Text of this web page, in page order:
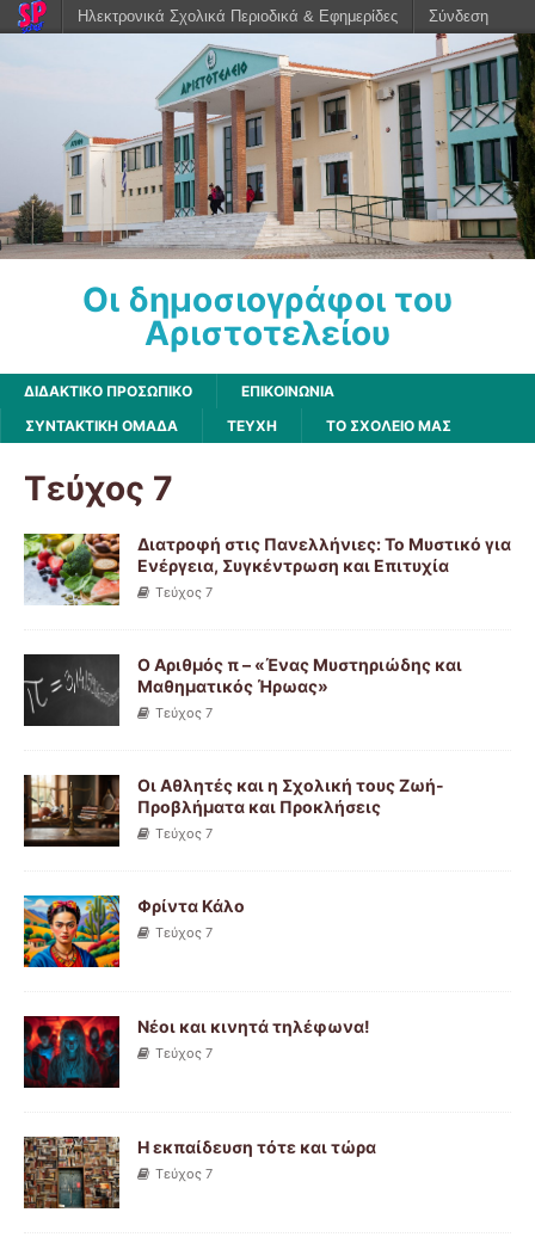
Οι δημοσιογράφοι του
Αριστοτελείου
ΔΙΔΑΚΤΙΚΟ ΠΡΟΣΩΠΙΚΟ
ΕΠΙΚΟΙΝΩΝΙΑ
ΣΥΝΤΑΚΤΙΚΗ ΟΜΑΔΑ
ΤΕΥΧΗ ΤΟ ΣΧΟΛΕΙΟ ΜΑΣ
Τεύχος 7
Διατροφή στις Πανελλήνιες: Το Μυστικό για
Ενέργεια, Συγκέντρωση και Επιτυχία
Τεύχος 7
Ο Αριθμός π – «Ένας Μυστηριώδης και
Μαθηματικός Ήρωας»
Τεύχος 7
Οι Αθλητές και η Σχολική τους Ζωή-
Προβλήματα και Προκλήσεις
Τεύχος 7
Φρίντα Κάλο
Τεύχος 7
Νέοι και κινητά τηλέφωνα!
Τεύχος 7
Η εκπαίδευση τότε και τώρα
Τεύχος 7
Ηλεκτρονικά Σχολικά Περιοδικά & Εφημερίδες Σύνδεση